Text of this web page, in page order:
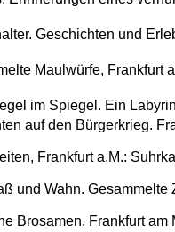
Geschichten und
Maulwürfe, Frankfurt
im Spiegel. Ein
auf den Bürgerkrieg.
Frankfurt a.M.:
und Wahn.
Brosamen. Frankfurt am